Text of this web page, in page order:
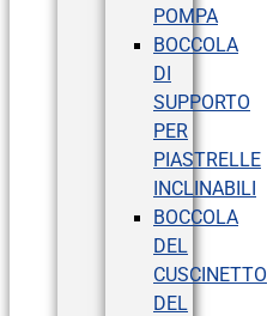
POMPA
BOCCOLA
DI
SUPPORTO
PER
PIASTRELLE
INCLINABILI
BOCCOLA
DEL
CUSCINETTO
DEL